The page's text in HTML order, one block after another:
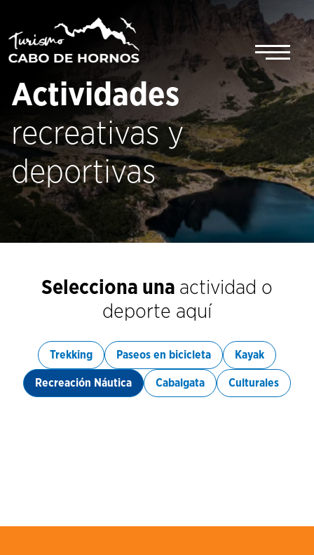
contenido
Actividades
recreativas y
deportivas
Selecciona una actividad o
deporte aquí
Trekking Paseos en bicicleta Kayak
Recreación Náutica Cabalgata Culturales